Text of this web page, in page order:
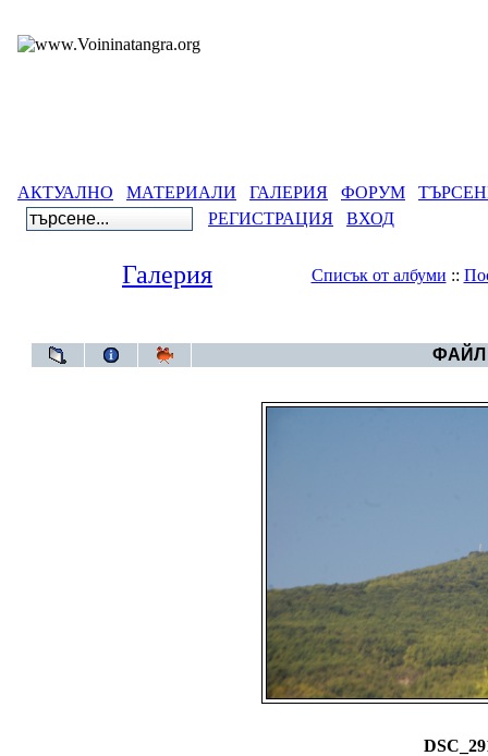
АКТУАЛНО МАТЕРИАЛИ ГАЛЕРИЯ ФОРУМ
РЕГИСТРАЦИЯ
ВХОД
Галерия Списък от албуми ::
ФАЙЛ